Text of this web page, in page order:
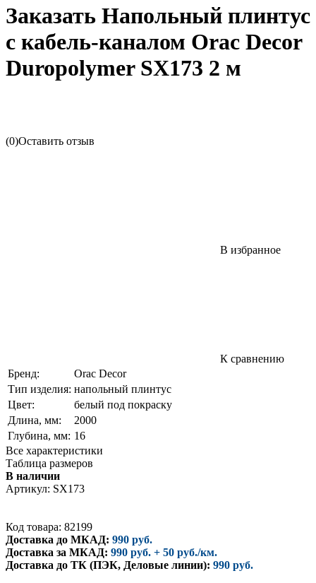
Заказать Напольный плинтус
с кабель-каналом Orac Decor
Duropolymer SX173 2 м
(0)Оставить отзыв
В избранное
К сравнению
Бренд:
Orac Decor
Тип изделия: напольный плинтус
Цвет:
белый под покраску
Длина, мм:
2000
Глубина, мм: 16
Все характеристики
Таблица размеров
В наличии
Артикул: SX173
Код товара: 82199
Доставка до МКАД: 990 руб.
Доставка за МКАД: 990 руб. + 50 руб./км.
Доставка до ТК (ПЭК, Деловые линии): 990 руб.